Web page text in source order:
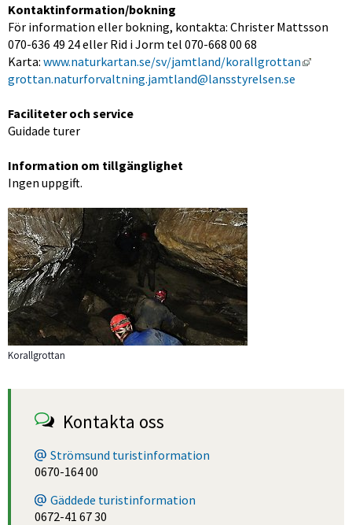
Kontaktinformation/bokning
För information eller bokning, kontakta: Christer Mattsson
070-636 49 24 eller Rid i Jorm tel 070-668 00 68
Karta: www.naturkartan.se/sv/jamtland/korallgrottan
Länk
grottan.naturforvaltning.jamtland@lansstyrelsen.se
Faciliteter och service
Guidade turer
Information om tillgänglighet
Ingen uppgift.
Förstora bilden
Korallgrottan
Kontakta oss
Strömsund turistinformation
0670-164 00
Gäddede turistinformation
0672-41 67 30